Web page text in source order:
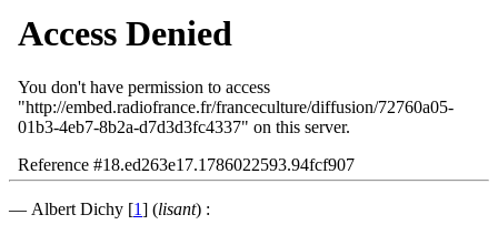
— Albert Dichy [1] (lisant) :